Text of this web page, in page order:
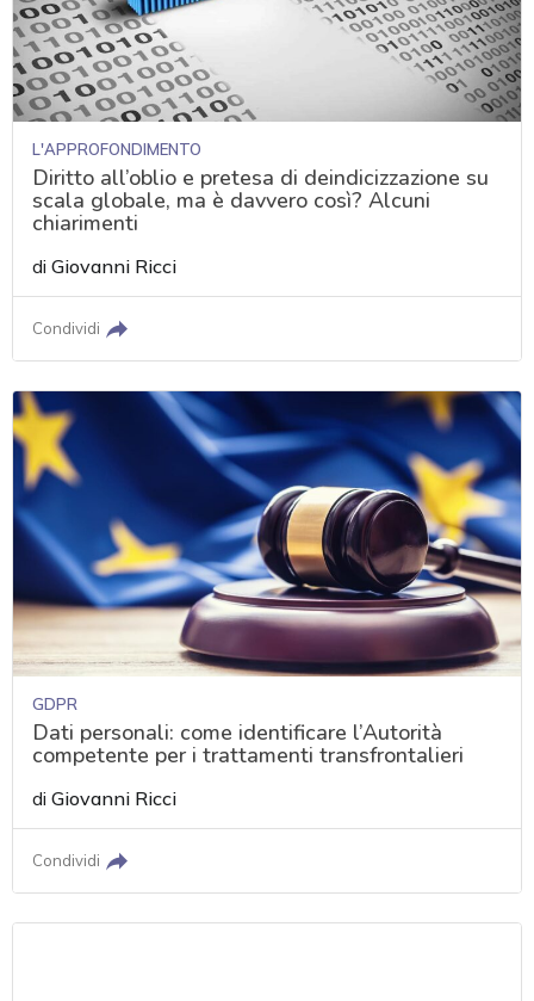
L'APPROFONDIMENTO
Diritto all’oblio e pretesa di deindicizzazione su
scala globale, ma è davvero così? Alcuni
chiarimenti
diGiovanni Ricci
Condividi
GDPR
Dati personali: come identificare l’Autorità
competente per i trattamenti transfrontalieri
diGiovanni Ricci
Condividi